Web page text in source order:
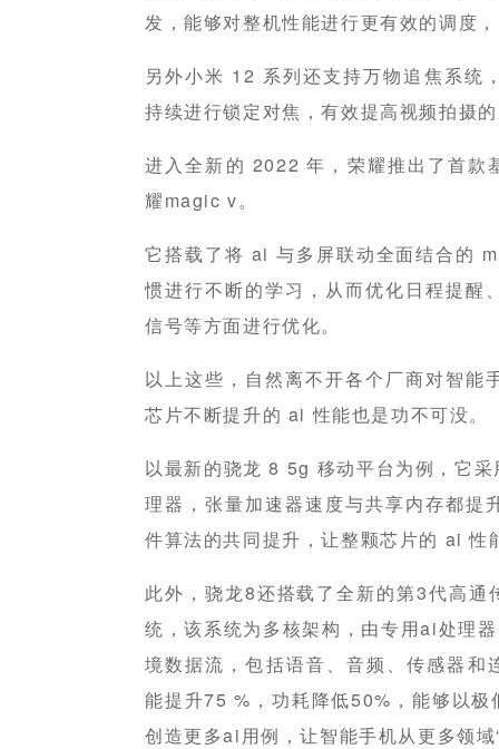
发，能够对整机性能进行更有效的调度
另外小米 12 系列还支持万物追焦系统
持续进行锁定对焦，有效提高视频拍摄
进入全新的 2022 年，荣耀推出了首
耀magic v。
它搭载了将 ai 与多屏联动全面结合的
惯进行不断的学习，从而优化日程提醒
信号等方面进行优化。
以上这些，自然离不开各个厂商对智能
芯片不断提升的 ai 性能也是功不可没。
以最新的骁龙 8 5g 移动平台为例，它
理器，张量加速器速度与共享内存都提
件算法的共同提升，让整颗芯片的 ai 性
此外，骁龙8还搭载了全新的第3代高
统，该系统为多核架构，由专用ai处理
境数据流，包括语音、音频、传感器
能提升75 %，功耗降低50%，能够以
创造更多ai用例，让智能手机从更多领